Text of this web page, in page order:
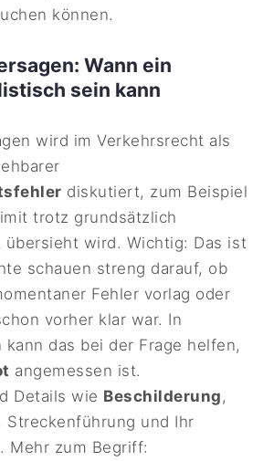
können.
Wann ein
sein kann
wird im Verkehrsrecht als
diskutiert, zum Beispiel
trotz grundsätzlich
übersieht wird. Wichtig: Das ist
schauen streng darauf, ob
Fehler vorlag oder
vorher klar war. In
kann das bei der Frage helfen,
angemessen ist.
Details wie Beschilderung,
Streckenführung und Ihr
Mehr zum Begriff: